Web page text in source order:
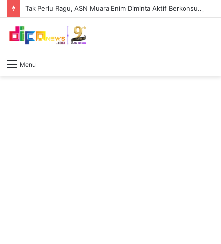
Tak Perlu Ragu, ASN Muara Enim Diminta Aktif Berkonsultasi dengan Jaksa Pengacara Negara
Menu